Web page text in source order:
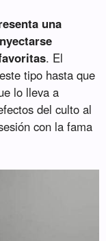
una
. El
tipo hasta que
lo lleva a
del culto al
con la fama